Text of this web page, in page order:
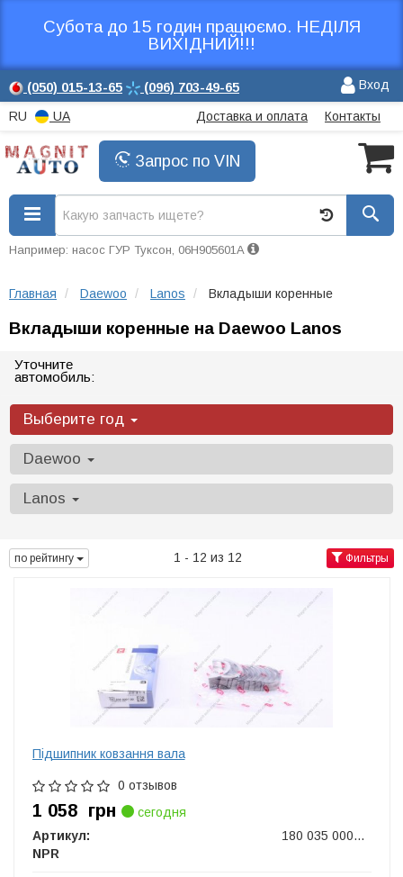
Субота до 15 годин працюємо. НЕДІЛЯ
ВИХІДНИЙ!!!
(050) 015-13-65 (096) 703-49-65 Вход
RU UA Доставка и оплата Контакты
Запрос по VIN
Например: насос ГУР Туксон, 06H905601A
Главная Daewoo Lanos Вкладыши коренные
Вкладыши коренные на Daewoo Lanos
Уточните
автомобиль:
Выберите год
Daewoo
Lanos
по рейтингу 1 - 12 из 12 Фильтры
Підшипник ковзання вала
0 отзывов
1 058 грн
сегодня
Артикул:
180 035 0001 00
NPR